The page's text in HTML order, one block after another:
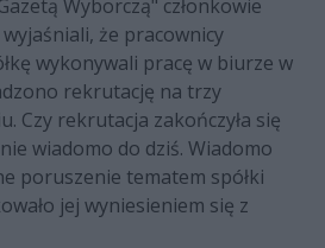
Wyborczą" członkowie
że pracownicy
wykonywali pracę w biurze w
rekrutację na trzy
Czy rekrutacja zakończyła się
wiadomo do dziś. Wiadomo
poruszenie tematem spółki
jej wyniesieniem się z